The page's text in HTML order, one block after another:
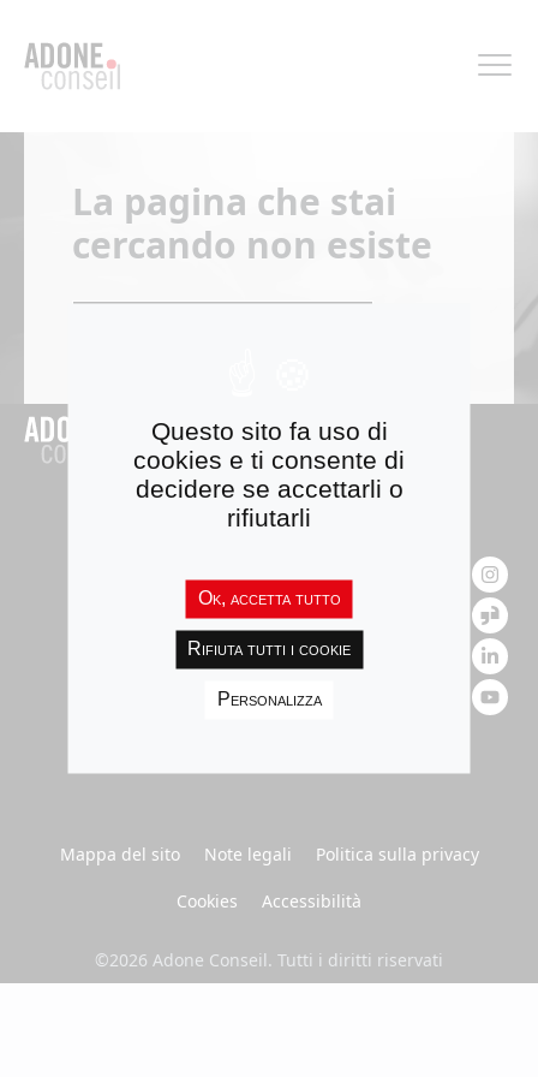
La pagina che stai
cercando non esiste
Scopri Adone Conseil
Settori
Insights
Carriera
Mappa del sito Note legali Politica sulla privacy
Cookies Accessibilità
©2026 Adone Conseil. Tutti i diritti riservati
Questo sito fa uso di
cookies e ti consente di
decidere se accettarli o
rifiutarli
Ok, accetta tutto
Rifiuta tutti i cookie
Personalizza